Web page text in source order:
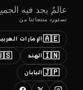
عالمٌ يجد فيه
نستورد منتجاتنا من
🇦🇪 الإمارات
🇮🇳 الهند
🇯🇵 اليابان